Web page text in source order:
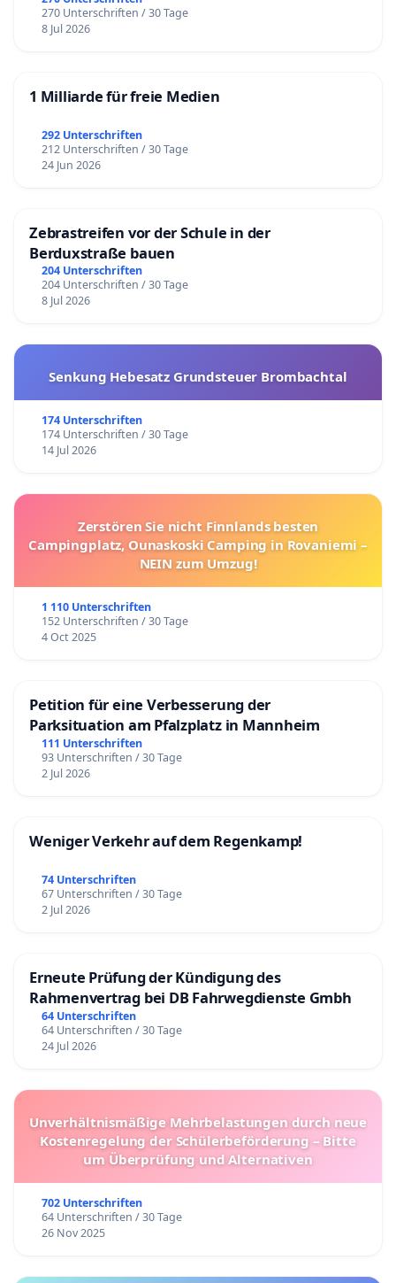
270 Unterschriften / 30 Tage
8 Jul 2026
1 Milliarde für freie Medien
292 Unterschriften
212 Unterschriften / 30 Tage
24 Jun 2026
Zebrastreifen vor der Schule in der
Berduxstraße bauen
204 Unterschriften
204 Unterschriften / 30 Tage
8 Jul 2026
Senkung Hebesatz Grundsteuer Brombachtal
174 Unterschriften
174 Unterschriften / 30 Tage
14 Jul 2026
Zerstören Sie nicht Finnlands besten
Campingplatz, Ounaskoski Camping in Rovaniemi –
NEIN zum Umzug!
1 110 Unterschriften
152 Unterschriften / 30 Tage
4 Oct 2025
Petition für eine Verbesserung der
Parksituation am Pfalzplatz in Mannheim
111 Unterschriften
93 Unterschriften / 30 Tage
2 Jul 2026
Weniger Verkehr auf dem Regenkamp!
74 Unterschriften
67 Unterschriften / 30 Tage
2 Jul 2026
Erneute Prüfung der Kündigung des
Rahmenvertrag bei DB Fahrwegdienste Gmbh
64 Unterschriften
64 Unterschriften / 30 Tage
24 Jul 2026
Unverhältnismäßige Mehrbelastungen durch neue
Kostenregelung der Schülerbeförderung – Bitte
um Überprüfung und Alternativen
702 Unterschriften
64 Unterschriften / 30 Tage
26 Nov 2025